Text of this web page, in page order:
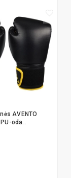
AVENTO
oda..